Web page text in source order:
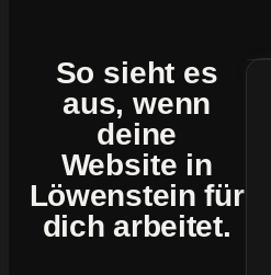
So sieht es
aus, wenn
deine
Website in
Löwenstein für
dich arbeitet.